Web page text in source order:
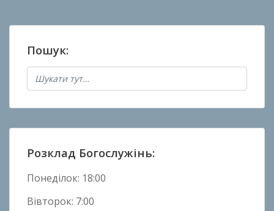
Пошук:
Розклад Богослужінь:
Понеділок: 18:00
Вівторок: 7:00